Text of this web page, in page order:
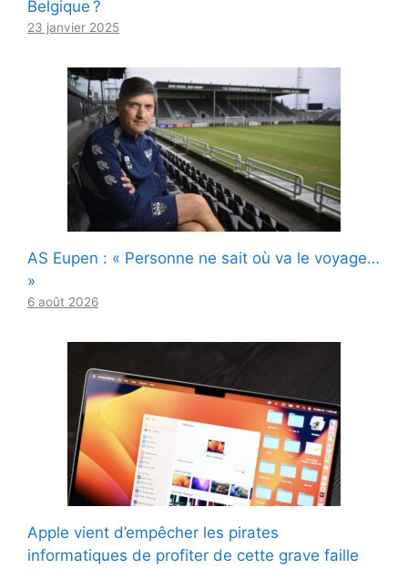
Belgique ?
23 janvier 2025
AS Eupen : « Personne ne sait où va le voyage…
»
6 août 2026
Apple vient d’empêcher les pirates
informatiques de profiter de cette grave faille